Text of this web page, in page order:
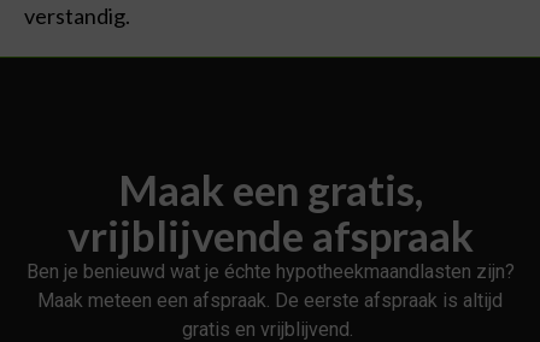
verstandig.
Maak een gratis,
vrijblijvende afspraak
Ben je benieuwd wat je échte hypotheekmaandlasten zijn?
Maak meteen een afspraak. De eerste afspraak is altijd
gratis en vrijblijvend.